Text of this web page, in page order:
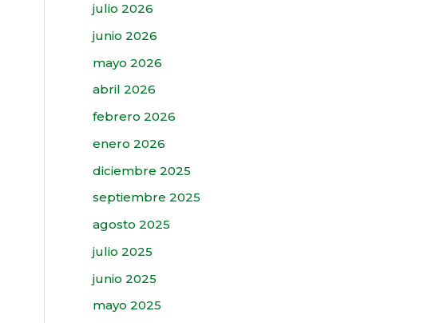
julio 2026
junio 2026
mayo 2026
abril 2026
febrero 2026
enero 2026
diciembre 2025
septiembre 2025
agosto 2025
julio 2025
junio 2025
mayo 2025